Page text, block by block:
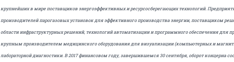
крупнейших в мире поставщиков энергоэффективных и ресурсосберегающих технологий.
производителей парогазовых установок для эффективного производства энергии, поставщиком
области инфраструктурных решений, технологий автоматизации и программного обеспечения
крупным производителем медицинского оборудования для визуализации (компьютерных и
лабораторной диагностики. В 2017 финансовом году, завершившемся 30 сентября, оборот концерна